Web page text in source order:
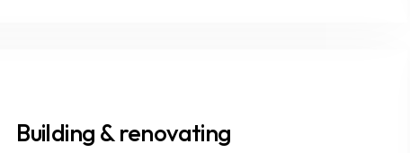
Building & renovating